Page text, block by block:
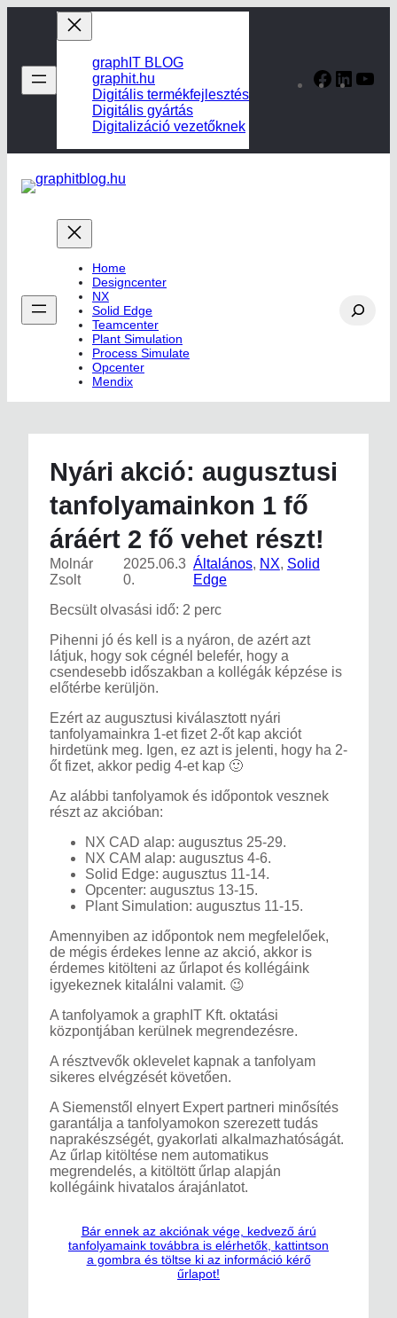
tartalomhoz
graphIT BLOG
graphit.hu
Digitális termékfejlesztés
Digitális gyártás
Digitalizáció vezetőknek
Facebook
Home
Designcenter
NX
Solid Edge
Teamcenter
Plant Simulation
Process Simulate
Opcenter
Mendix
Search
Nyári akció: augusztusi
tanfolyamainkon 1 fő
áráért 2 fő vehet részt!
Molnár
Zsolt
2025.06.3
0.
Általános, NX, Solid
Edge
Becsült olvasási idő: 2 perc
Pihenni jó és kell is a nyáron, de azért azt
látjuk, hogy sok cégnél belefér, hogy a
csendesebb időszakban a kollégák képzése is
előtérbe kerüljön.
Ezért az augusztusi kiválasztott nyári
tanfolyamainkra 1-et fizet 2-őt kap akciót
hirdetünk meg. Igen, ez azt is jelenti, hogy ha 2-
őt fizet, akkor pedig 4-et kap 🙂
Az alábbi tanfolyamok és időpontok vesznek
részt az akcióban:
NX CAD alap: augusztus 25-29.
NX CAM alap: augusztus 4-6.
Solid Edge: augusztus 11-14.
Opcenter: augusztus 13-15.
Plant Simulation: augusztus 11-15.
Amennyiben az időpontok nem megfelelőek,
de mégis érdekes lenne az akció, akkor is
érdemes kitölteni az űrlapot és kollégáink
igyekeznek kitalálni valamit. 😉
A tanfolyamok a graphIT Kft. oktatási
központjában kerülnek megrendezésre.
A résztvevők oklevelet kapnak a tanfolyam
sikeres elvégzését követően.
A Siemenstől elnyert Expert partneri minősítés
garantálja a tanfolyamokon szerezett tudás
naprakészségét, gyakorlati alkalmazhatóságát.
Az űrlap kitöltése nem automatikus
megrendelés, a kitöltött űrlap alapján
kollégáink hivatalos árajánlatot.
Bár ennek az akciónak vége, kedvező árú
tanfolyamaink továbbra is elérhetők, kattintson
a gombra és töltse ki az információ kérő
űrlapot!